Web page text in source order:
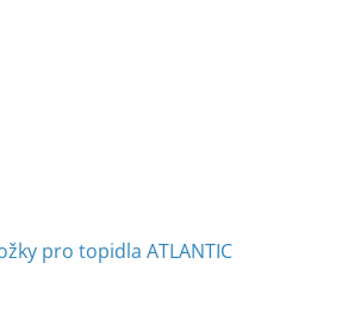
pro topidla ATLANTIC